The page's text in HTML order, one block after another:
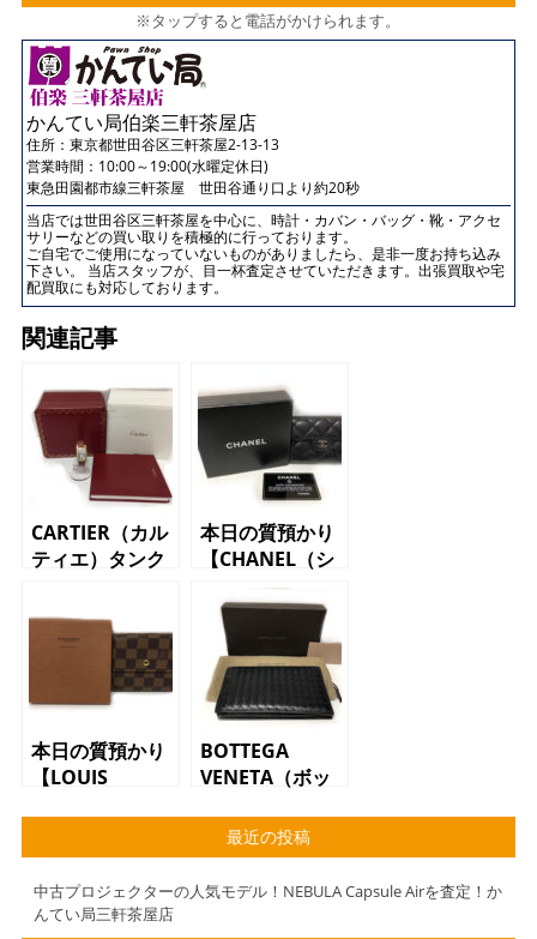
※タップすると電話がかけられます。
かんてい局伯楽三軒茶屋店
住所： 東京都世田谷区三軒茶屋2-13-13
営業時間：10:00～19:00(水曜定休日)
東急田園都市線三軒茶屋 世田谷通り口より約20秒
当店では世田谷区三軒茶屋を中心に、時計・カバン・バッグ・靴・アクセ
サリーなどの買い取りを積極的に行っております。
ご自宅でご使用になっていないものがありましたら、是非一度お持ち込み
下さい。 当店スタッフが、目一杯査定させていただきます。出張買取や宅
配買取にも対応しております。
関連記事
CARTIER（カル
ティエ）タンク
18KYG（18金イ
エローゴール
ド）ダイヤ レ
ディース腕時計
本日の質預かり
【CHANEL（シ
ャネル）カード
ケース キャビ
アスキン ココ
マーク レディ
ース】
本日の質預かり
【LOUIS
折り財布
N61654 ポル
トフォイユ・エ
BOTTEGA
VENETA（ボッ
財布 イントレ
チャート ブラ
ック レザー
最近の投稿
中古プロジェクターの人気モデル！NEBULA Capsule Airを査定！か
んてい局三軒茶屋店